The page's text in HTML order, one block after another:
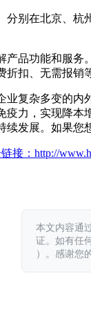
别在北京、杭
品功能和服务
扣、无需报销
复杂多变的内
疫力，实现降
续发展。如果
接： http://
本文内容通
证。如有任
）。感谢您